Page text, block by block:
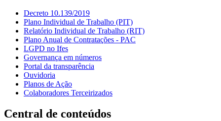
Decreto 10.139/2019
Plano Individual de Trabalho (PIT)
Relatório Individual de Trabalho (RIT)
Plano Anual de Contratações - PAC
LGPD no Ifes
Governança em números
Portal da transparência
Ouvidoria
Planos de Ação
Colaboradores Terceirizados
Central de conteúdos